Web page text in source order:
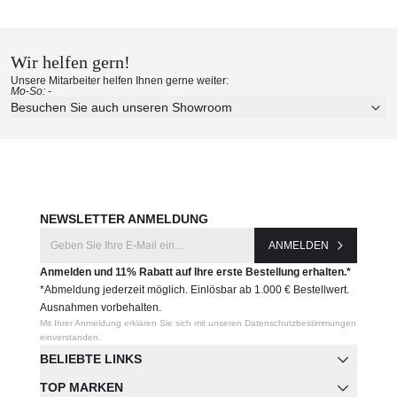
Erleben Sie unsere Stoffe und Materialien ganz in Ruhe in
Ihren eigenen vier Wänden.
Aktuelle Originalstoffe des Herstellers
Wir helfen gern!
Unsere Mitarbeiter helfen Ihnen gerne weiter:
Mo-So: -
Besuchen Sie auch unseren Showroom
BELIEBTE LINKS
TOP MARKEN
NEWSLETTER ANMELDUNG
ANMELDEN
Anmelden und 11% Rabatt auf Ihre erste Bestellung erhalten.*
*Abmeldung jederzeit möglich. Einlösbar ab 1.000 € Bestellwert.
Ausnahmen vorbehalten.
Mit Ihrer Anmeldung erklären Sie sich mit unseren Datenschutzbestimmungen
einverstanden.